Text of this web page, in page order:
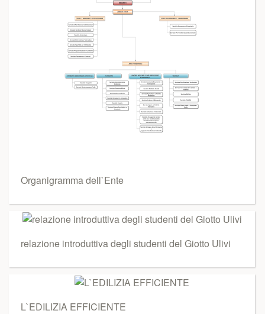
Organigramma dell`Ente
relazione introduttiva degli studenti del Giotto Ulivi
L`EDILIZIA EFFICIENTE